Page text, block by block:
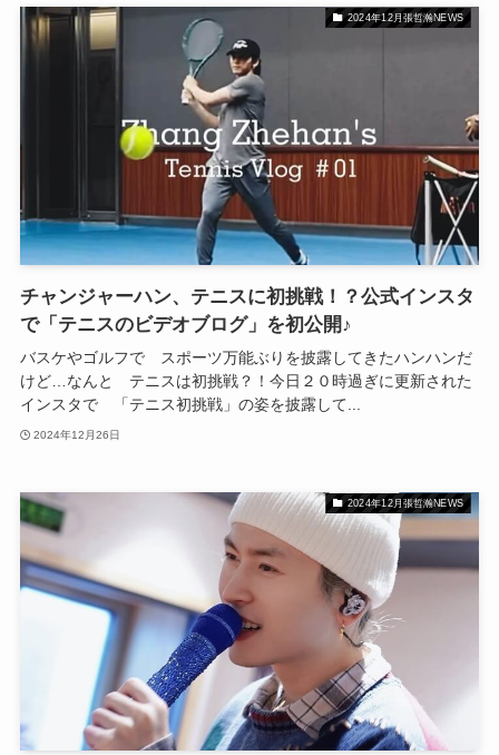
2024年12月張哲瀚NEWS
チャンジャーハン、テニスに初挑戦！？公式インスタ
で「テニスのビデオブログ」を初公開♪
バスケやゴルフで スポーツ万能ぶりを披露してきたハンハンだ
けど…なんと テニスは初挑戦？！今日２０時過ぎに更新された
インスタで 「テニス初挑戦」の姿を披露して...
2024年12月26日
2024年12月張哲瀚NEWS